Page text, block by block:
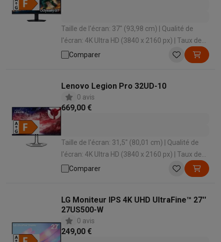
Taille de l'écran: 37" (93,98 cm) | Qualité de
l'écran: 4K Ultra HD (3840 x 2160 px) | Taux de
rafraîchissement: 165 Hz | Temps de réponse: 1
Comparer
Lenovo Legion Pro 32UD-10
0 avis
669,00 €
Taille de l'écran: 31,5" (80,01 cm) | Qualité de
l'écran: 4K Ultra HD (3840 x 2160 px) | Taux de
rafraîchissement: 240 Hz | Temps de réponse:
Comparer
LG Moniteur IPS 4K UHD UltraFine™ 27''
27US500-W
0 avis
249,00 €